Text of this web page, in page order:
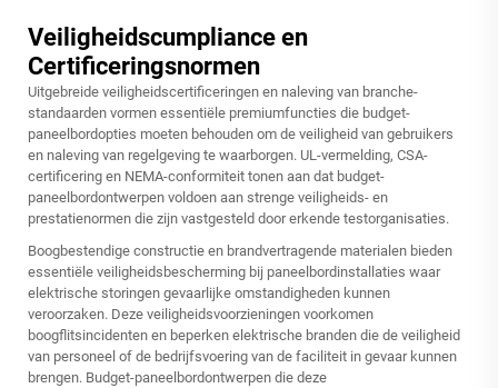
Veiligheidscumpliance en
Certificeringsnormen
Uitgebreide veiligheidscertificeringen en naleving van branche-
standaarden vormen essentiële premiumfuncties die budget-
paneelbordopties moeten behouden om de veiligheid van gebruikers
en naleving van regelgeving te waarborgen. UL-vermelding, CSA-
certificering en NEMA-conformiteit tonen aan dat budget-
paneelbordontwerpen voldoen aan strenge veiligheids- en
prestatienormen die zijn vastgesteld door erkende testorganisaties.
Boogbestendige constructie en brandvertragende materialen bieden
essentiële veiligheidsbescherming bij paneelbordinstallaties waar
elektrische storingen gevaarlijke omstandigheden kunnen
veroorzaken. Deze veiligheidsvoorzieningen voorkomen
boogflitsincidenten en beperken elektrische branden die de veiligheid
van personeel of de bedrijfsvoering van de faciliteit in gevaar kunnen
brengen. Budget-paneelbordontwerpen die deze